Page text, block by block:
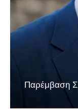
Παρέμβαση